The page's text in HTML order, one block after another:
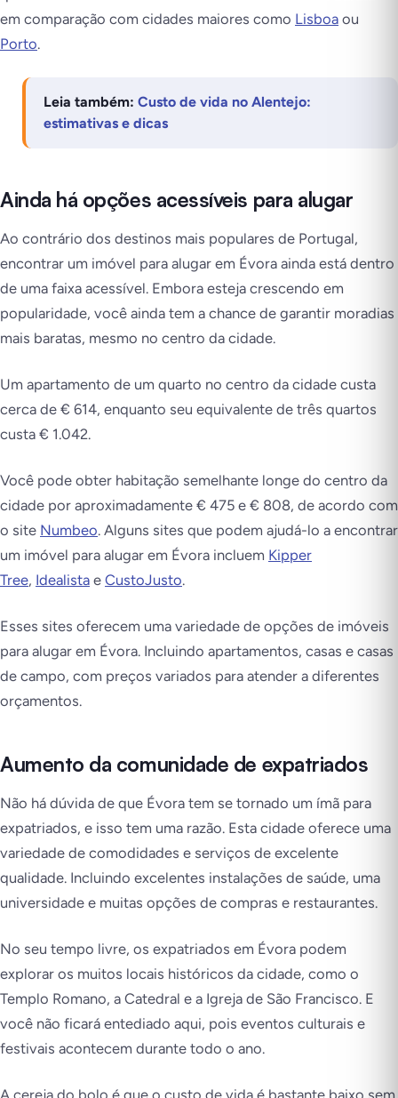
em comparação com cidades maiores como Lisboa ou
Porto.
Leia também: Custo de vida no Alentejo:
estimativas e dicas
Ainda há opções acessíveis para alugar
Ao contrário dos destinos mais populares de Portugal,
encontrar um imóvel para alugar em Évora ainda está dentro
de uma faixa acessível. Embora esteja crescendo em
popularidade, você ainda tem a chance de garantir moradias
mais baratas, mesmo no centro da cidade.
Um apartamento de um quarto no centro da cidade custa
cerca de € 614, enquanto seu equivalente de três quartos
custa € 1.042.
Você pode obter habitação semelhante longe do centro da
cidade por aproximadamente € 475 e € 808, de acordo com
o site Numbeo. Alguns sites que podem ajudá-lo a encontrar
um imóvel para alugar em Évora incluem Kipper
Tree, Idealista e CustoJusto.
Esses sites oferecem uma variedade de opções de imóveis
para alugar em Évora. Incluindo apartamentos, casas e casas
de campo, com preços variados para atender a diferentes
orçamentos.
Aumento da comunidade de expatriados
Não há dúvida de que Évora tem se tornado um ímã para
expatriados, e isso tem uma razão. Esta cidade oferece uma
variedade de comodidades e serviços de excelente
qualidade. Incluindo excelentes instalações de saúde, uma
universidade e muitas opções de compras e restaurantes.
No seu tempo livre, os expatriados em Évora podem
explorar os muitos locais históricos da cidade, como o
Templo Romano, a Catedral e a Igreja de São Francisco. E
você não ficará entediado aqui, pois eventos culturais e
festivais acontecem durante todo o ano.
A cereja do bolo é que o custo de vida é bastante baixo sem